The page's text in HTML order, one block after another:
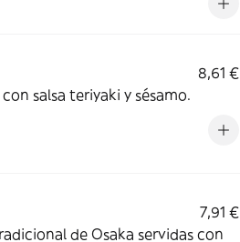
8,61 €
salsa teriyaki y sésamo.
7,91 €
de Osaka servidas con